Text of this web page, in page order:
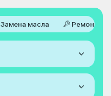
Замена масла Ремонт